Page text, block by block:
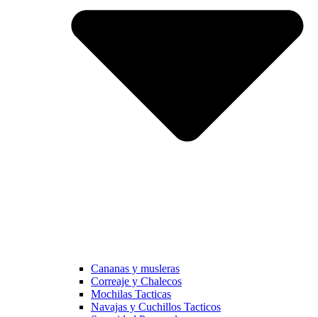
Cananas y musleras
Correaje y Chalecos
Mochilas Tacticas
Navajas y Cuchillos Tacticos